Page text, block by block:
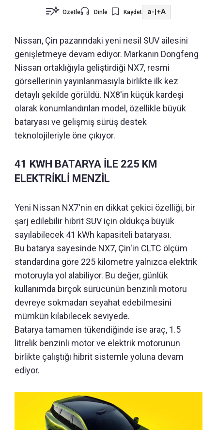
Özetle Dinle Kaydet a- +A
Nissan, Çin pazarındaki yeni nesil SUV ailesini
genişletmeye devam ediyor. Markanın Dongfeng
Nissan ortaklığıyla geliştirdiği NX7, resmi
görsellerinin yayınlanmasıyla birlikte ilk kez
detaylı şekilde görüldü. NX8'in küçük kardeşi
olarak konumlandırılan model, özellikle büyük
bataryası ve gelişmiş sürüş destek
teknolojileriyle öne çıkıyor.
41 KWH BATARYA İLE 225 KM
ELEKTRİKLİ MENZİL
Yeni Nissan NX7'nin en dikkat çekici özelliği, bir
şarj edilebilir hibrit SUV için oldukça büyük
sayılabilecek 41 kWh kapasiteli bataryası.
Bu batarya sayesinde NX7, Çin'in CLTC ölçüm
standardına göre 225 kilometre yalnızca elektrik
motoruyla yol alabiliyor. Bu değer, günlük
kullanımda birçok sürücünün benzinli motoru
devreye sokmadan seyahat edebilmesini
mümkün kılabilecek seviyede.
Batarya tamamen tükendiğinde ise araç, 1.5
litrelik benzinli motor ve elektrik motorunun
birlikte çalıştığı hibrit sistemle yoluna devam
ediyor.